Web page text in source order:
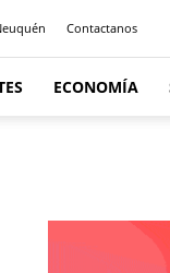
Contactanos
ECONOMÍA